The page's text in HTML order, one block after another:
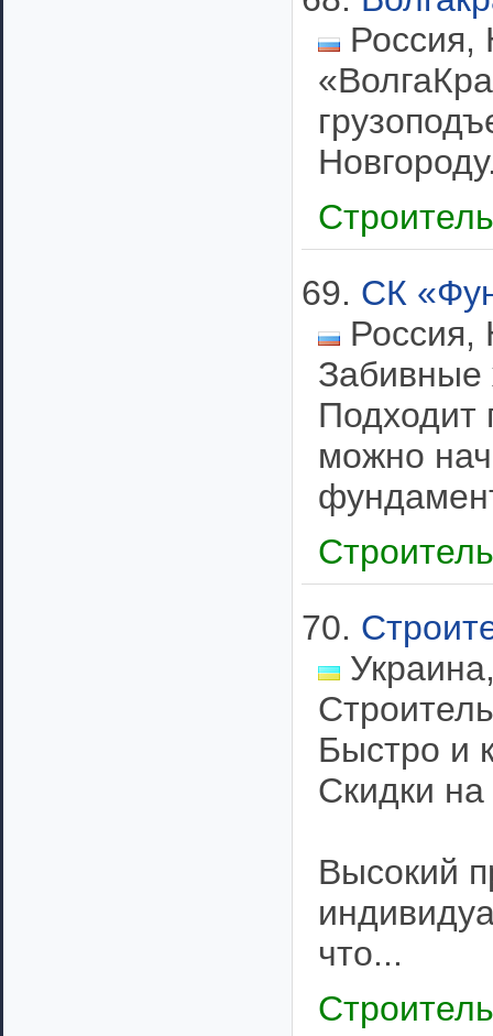
Россия,
69. СК
Россия,
Забивные
Подходит
можно
70.
Быстро и
Скидки на
Высокий
что...